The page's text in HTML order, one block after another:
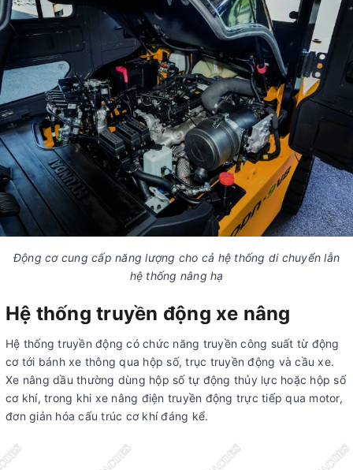
Động cơ cung cấp năng lượng cho cả hệ thống di chuyển lẫn
hệ thống nâng hạ
Hệ thống truyền động xe nâng
Hệ thống truyền động có chức năng truyền công suất từ động
cơ tới bánh xe thông qua hộp số, trục truyền động và cầu xe.
Xe nâng dầu thường dùng hộp số tự động thủy lực hoặc hộp số
cơ khí, trong khi xe nâng điện truyền động trực tiếp qua motor,
đơn giản hóa cấu trúc cơ khí đáng kể.